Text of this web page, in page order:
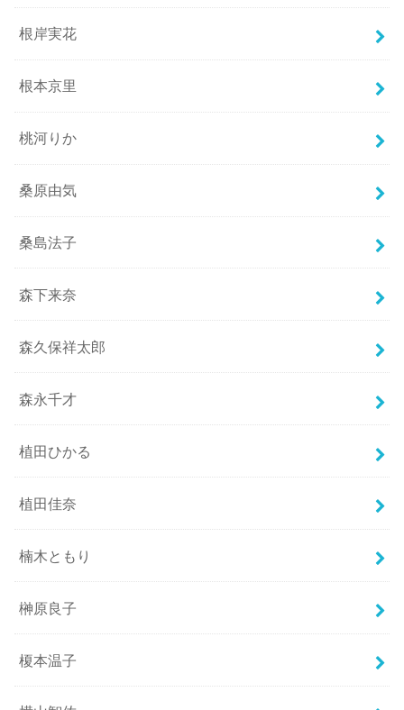
根岸実花
根本京里
桃河りか
桑原由気
桑島法子
森下来奈
森久保祥太郎
森永千才
植田ひかる
植田佳奈
楠木ともり
榊原良子
榎本温子